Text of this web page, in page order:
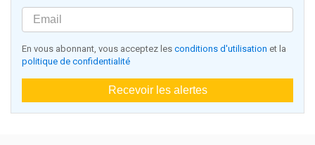
En vous abonnant, vous acceptez les conditions d'utilisation et la
politique de confidentialité
Recevoir les alertes